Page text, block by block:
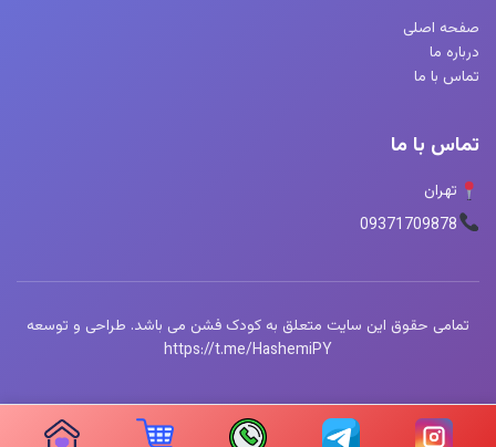
صفحه اصلی
درباره ما
تماس با ما
تماس با ما
تهران
09371709878
تمامی حقوق این سایت متعلق به کودک فشن می باشد. طراحی و توسعه
https://t.me/HashemiPY